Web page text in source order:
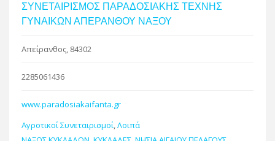
ΣΥΝΕΤΑΙΡΙΣΜΟΣ ΠΑΡΑΔΟΣΙΑΚΗΣ ΤΕΧΝΗΣ
ΓΥΝΑΙΚΩΝ ΑΠΕΡΑΝΘΟΥ ΝΑΞΟΥ
Απείρανθος, 84302
2285061436
www.paradosiakaifanta.gr
Αγροτικοί Συνεταιρισμοί,Λοιπά